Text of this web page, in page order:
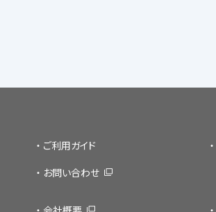
ご利用ガイド
お問い合わせ